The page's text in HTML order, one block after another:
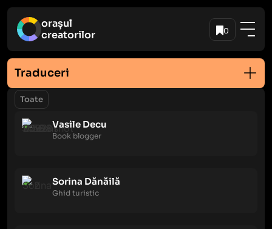
orașul
creatorilor
0
Traduceri
Toate
Vasile Decu
Book blogger
Sorina Dănăilă
Ghid turistic